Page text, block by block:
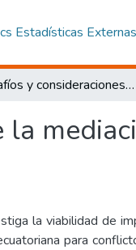
Estadísticas Externas
Desafíos y consideraciones sobre la mediación en conflictos comerciales internacionales para Ecuador
la viabilidad de
para